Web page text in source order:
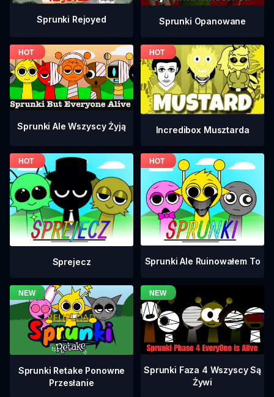
Sprunki Rejoyed Sprunki Opanowane
Sprunki Ale Wszyscy Żyją Incredibox Musztarda
Sprejecz Sprunki Ale Ruinowałem To
Sprunki Retake Ponowne
Przesłanie
Sprunki Faza 4 Wszyscy Są
Żywi